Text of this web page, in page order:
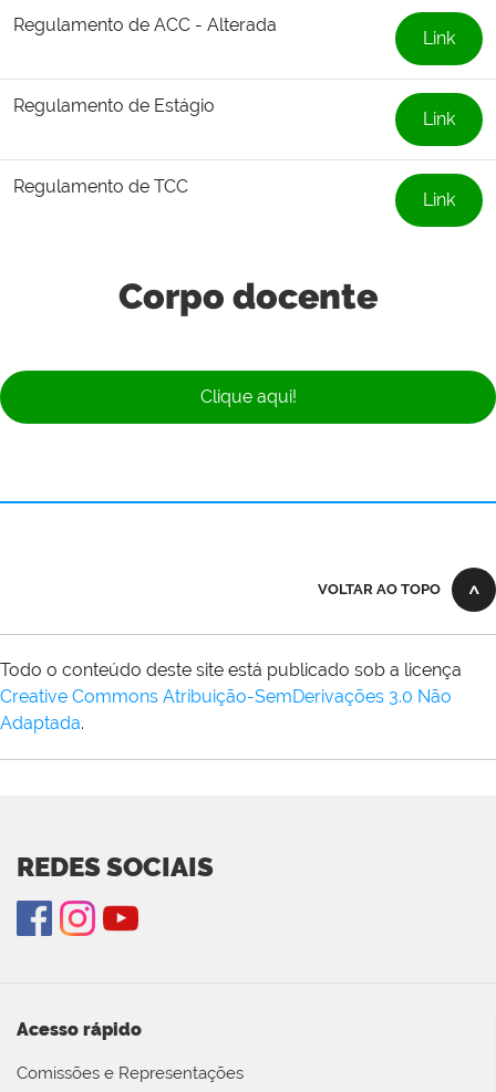
Regulamento de ACC - Alterada
Link
Regulamento de Estágio
Link
Regulamento de TCC
Link
Corpo docente
Clique aqui!
VOLTAR AO TOPO
Todo o conteúdo deste site está publicado sob a licença
Creative Commons Atribuição-SemDerivações 3.0 Não
Adaptada.
REDES SOCIAIS
Acesso rápido
Comissões e Representações